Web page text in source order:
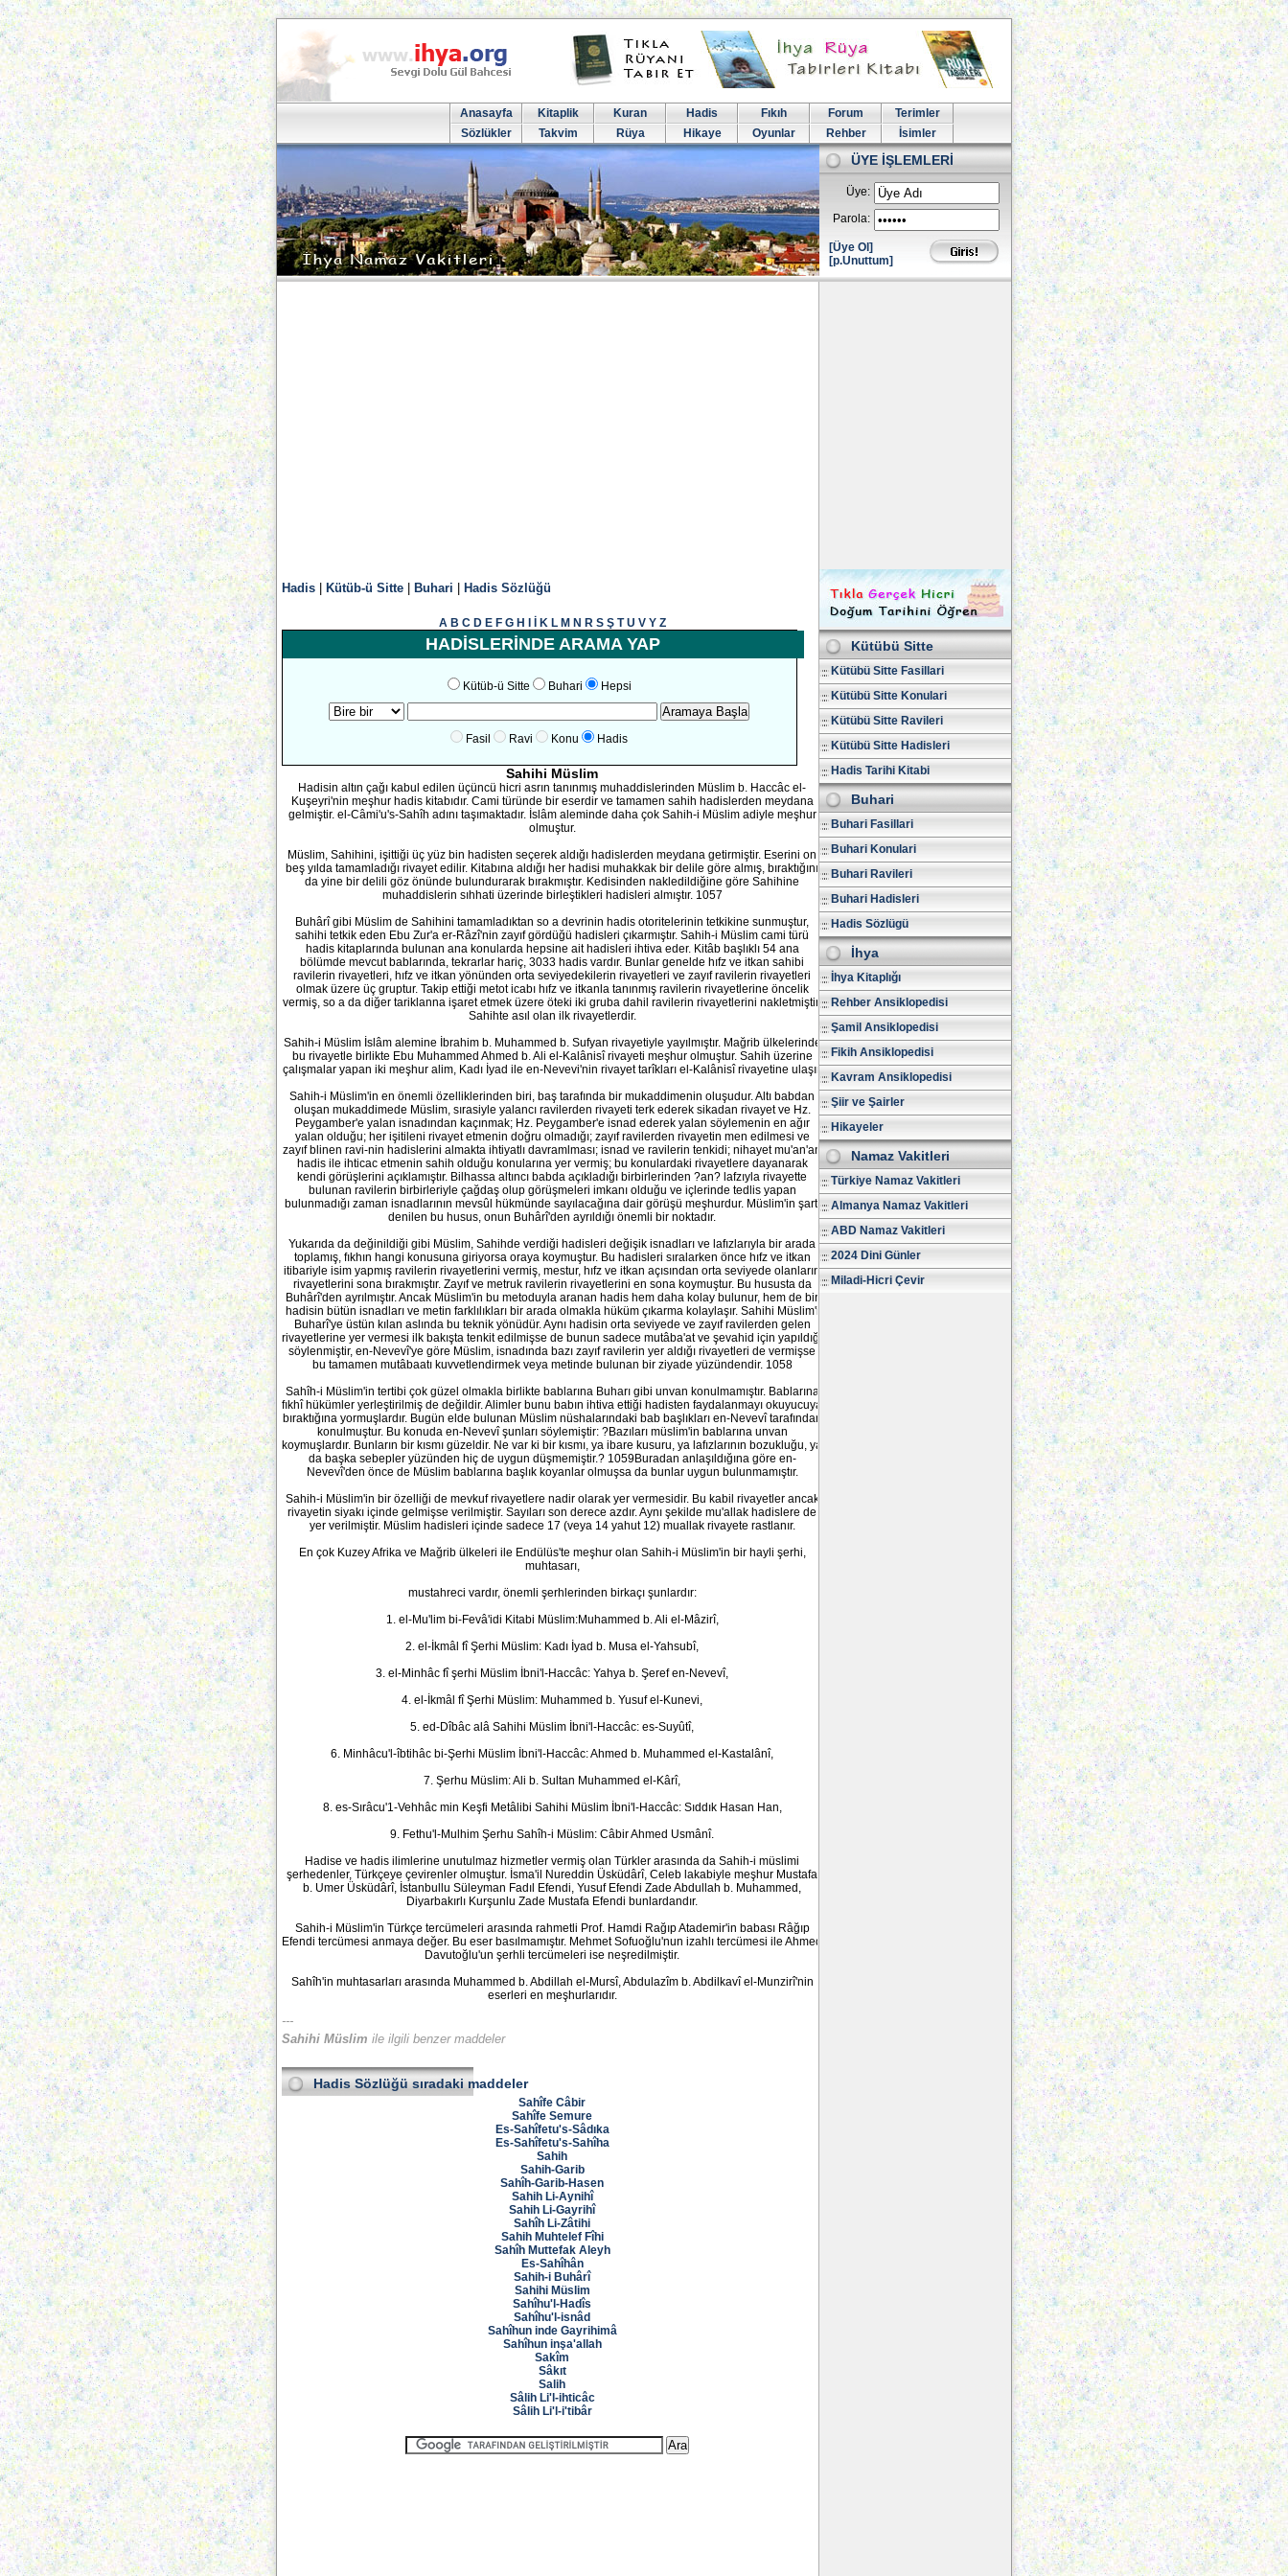
Anasayfa Kitaplik Kuran Hadis Fıkıh Forum
Terimler
Sözlükler
Takvim Rüya Hikaye Oyunlar Rehber İsimler
ÜYE İŞLEMLERİ
Üye:
Parola:
[Üye Ol]
[p.Unuttum]
Hadis Kütüb-ü Sitte Buhari Hadis Sözlüğü
A B C D E F G H K L M N R S Ş T U V Y Z
HADİSLERİNDE ARAMA YAP
Kütüb-ü Sitte Buhari Hepsi
Fasil Ravi Konu Hadis
Sahihi Müslim
Hadisin altın çağı kabul edilen üçüncü hicri asrın tanınmış muhaddislerinden Müslim b. Haccâc el-
Kuşeyri'nin meşhur hadis kitabıdır. Cami türünde bir eserdir ve tamamen sahih hadislerden meydana
gelmiştir. el-Câmi'u's-Sahîh adını taşımaktadır. İslâm aleminde daha çok Sahih-i Müslim adiyle meşhur
olmuştur.
Müslim, Sahihini, işittiği üç yüz bin hadisten seçerek aldığı hadislerden meydana getirmiştir. Eserini on
beş yılda tamamladığı rivayet edilir. Kitabına aldığı her hadisi muhakkak bir delile göre almış, bıraktığını
da yine bir delili göz önünde bulundurarak bırakmıştır. Kedisinden nakledildiğine göre Sahihine
muhaddislerin sıhhati üzerinde birleştikleri hadisleri almıştır. 1057
Buhârî gibi Müslim de Sahihini tamamladıktan so a devrinin hadis otoritelerinin tetkikine sunmuştur,
sahihi tetkik eden Ebu Zur'a er-Râzî'nin zayıf gördüğü hadisleri çıkarmıştır. Sahih-i Müslim cami türü
hadis kitaplarında bulunan ana konularda hepsine ait hadisleri ihtiva eder. Kitâb başlıklı 54 ana
bölümde mevcut bablarında, tekrarlar hariç, 3033 hadis vardır. Bunlar genelde hıfz ve itkan sahibi
ravilerin rivayetleri, hıfz ve itkan yönünden orta seviyedekilerin rivayetleri ve zayıf ravilerin rivayetleri
olmak üzere üç gruptur. Takip ettiği metot icabı hıfz ve itkanla tanınmış ravilerin rivayetlerine öncelik
vermiş, so a da diğer tariklanna işaret etmek üzere öteki iki gruba dahil ravilerin rivayetlerini nakletmiştir.
Sahihte asıl olan ilk rivayetlerdir.
Sahih-i Müslim İslâm alemine İbrahim b. Muhammed b. Sufyan rivayetiyle yayılmıştır. Mağrib ülkelerinde
bu rivayetle birlikte Ebu Muhammed Ahmed b. Ali el-Kalânisî rivayeti meşhur olmuştur. Sahih üzerine
çalışmalar yapan iki meşhur alim, Kadı İyad ile en-Nevevi'nin rivayet tarîkları el-Kalânisî rivayetine ulaşır.
Sahih-i Müslim'in en önemli özelliklerinden biri, baş tarafında bir mukaddimenin oluşudur. Altı babdan
oluşan mukaddimede Müslim, sırasiyle yalancı ravilerden rivayeti terk ederek sikadan rivayet ve Hz.
Peygamber'e yalan isnadından kaçınmak; Hz. Peygamber'e isnad ederek yalan söylemenin en ağır
yalan olduğu; her işitileni rivayet etmenin doğru olmadığı; zayıf ravilerden rivayetin men edilmesi ve
zayıf blinen ravi-nin hadislerini almakta ihtiyatlı davramlması; isnad ve ravilerin tenkidi; nihayet mu'an'an
hadis ile ihticac etmenin sahih olduğu konularına yer vermiş; bu konulardaki rivayetlere dayanarak
kendi görüşlerini açıklamıştır. Bilhassa altıncı babda açıkladığı birbirlerinden ?an? lafzıyla rivayette
bulunan ravilerin birbirleriyle çağdaş olup görüşmeleri imkanı olduğu ve içlerinde tedlis yapan
bulunmadığı zaman isnadlarının mevsûl hükmünde sayılacağına dair görüşü meşhurdur. Müslim'in şartı
denilen bu husus, onun Buhârî'den ayrıldığı önemli bir noktadır.
Yukarıda da değinildiği gibi Müslim, Sahihde verdiği hadisleri değişik isnadları ve lafızlarıyla bir arada
toplamış, fıkhın hangi konusuna giriyorsa oraya koymuştur. Bu hadisleri sıralarken önce hıfz ve itkan
itibariyle isim yapmış ravilerin rivayetlerini vermiş, mestur, hıfz ve itkan açısından orta seviyede olanların
rivayetlerini sona bırakmıştır. Zayıf ve metruk ravilerin rivayetlerini en sona koymuştur. Bu hususta da
Buhârî'den ayrılmıştır. Ancak Müslim'in bu metoduyla aranan hadis hem daha kolay bulunur, hem de bir
hadisin bütün isnadları ve metin farklılıkları bir arada olmakla hüküm çıkarma kolaylaşır. Sahihi Müslim'i
Buharî'ye üstün kılan aslında bu teknik yönüdür. Aynı hadisin orta seviyede ve zayıf ravilerden gelen
rivayetlerine yer vermesi ilk bakışta tenkit edilmişse de bunun sadece mutâba'at ve şevahid için yapıldığı
söylenmiştir, en-Nevevî'ye göre Müslim, isnadında bazı zayıf ravilerin yer aldığı rivayetleri de vermişse
bu tamamen mutâbaatı kuvvetlendirmek veya metinde bulunan bir ziyade yüzündendir. 1058
Sahîh-i Müslim'in tertibi çok güzel olmakla birlikte bablarına Buharı gibi unvan konulmamıştır. Bablarına
fıkhî hükümler yerleştirilmiş de değildir. Alimler bunu babın ihtiva ettiği hadisten faydalanmayı okuyucuya
bıraktığına yormuşlardır. Bugün elde bulunan Müslim nüshalarındaki bab başlıkları en-Nevevî tarafından
konulmuştur. Bu konuda en-Nevevî şunları söylemiştir: ?Bazıları müslim'in bablarına unvan
koymuşlardır. Bunların bir kısmı güzeldir. Ne var ki bir kısmı, ya ibare kusuru, ya lafızlarının bozukluğu, ya
da başka sebepler yüzünden hiç de uygun düşmemiştir.? 1059Buradan anlaşıldığına göre en-
Nevevî'den önce de Müslim bablarına başlık koyanlar olmuşsa da bunlar uygun bulunmamıştır.
Sahih-i Müslim'in bir özelliği de mevkuf rivayetlere nadir olarak yer vermesidir. Bu kabil rivayetler ancak
rivayetin siyakı içinde gelmişse verilmiştir. Sayıları son derece azdır. Aynı şekilde mu'allak hadislere de
yer verilmiştir. Müslim hadisleri içinde sadece 17 (veya 14 yahut 12) muallak rivayete rastlanır.
En çok Kuzey Afrika ve Mağrib ülkeleri ile Endülüs'te meşhur olan Sahih-i Müslim'in bir hayli şerhi,
muhtasarı,
mustahreci vardır, önemli şerhlerinden birkaçı şunlardır:
1. el-Mu'lim bi-Fevâ'idi Kitabi Müslim:Muhammed b. Ali el-Mâzirî,
2. el-İkmâl fî Şerhi Müslim: Kadı İyad b. Musa el-Yahsubî,
3. el-Minhâc fî şerhi Müslim İbni'l-Haccâc: Yahya b. Şeref en-Nevevî,
4. el-İkmâl fî Şerhi Müslim: Muhammed b. Yusuf el-Kunevi,
5. ed-Dîbâc alâ Sahihi Müslim İbni'l-Haccâc: es-Suyûtî,
6. Minhâcu'l-îbtihâc bi-Şerhi Müslim İbni'l-Haccâc: Ahmed b. Muhammed el-Kastalânî,
7. Şerhu Müslim: Ali b. Sultan Muhammed el-Kârî,
8. es-Sırâcu'1-Vehhâc min Keşfi Metâlibi Sahihi Müslim İbni'l-Haccâc: Sıddık Hasan Han,
9. Fethu'l-Mulhim Şerhu Sahîh-i Müslim: Câbir Ahmed Usmânî.
Hadise ve hadis ilimlerine unutulmaz hizmetler vermiş olan Türkler arasında da Sahih-i müslimi
şerhedenler, Türkçeye çevirenler olmuştur. İsma'il Nureddin Üsküdârî, Celeb lakabiyle meşhur Mustafa
b. Umer Üsküdârî, İstanbullu Süleyman Fadıl Efendi, Yusuf Efendi Zade Abdullah b. Muhammed,
Diyarbakırlı Kurşunlu Zade Mustafa Efendi bunlardandır.
Sahih-i Müslim'in Türkçe tercümeleri arasında rahmetli Prof. Hamdi Rağıp Atademir'in babası Râğıp
Efendi tercümesi anmaya değer. Bu eser basılmamıştır. Mehmet Sofuoğlu'nun izahlı tercümesi ile Ahmed
Davutoğlu'un şerhli tercümeleri ise neşredilmiştir.
Sahîh'in muhtasarları arasında Muhammed b. Abdillah el-Mursî, Abdulazîm b. Abdilkavî el-Munzirî'nin
eserleri en meşhurlarıdır.
---
Sahihi Müslim ile ilgili benzer maddeler
Hadis Sözlüğü sıradaki maddeler
Sahîfe Câbir
Sahîfe Semure
Es-Sahîfetu's-Sâdıka
Es-Sahîfetu's-Sahîha
Sahih
Sahih-Garib
Sahîh-Garib-Hasen
Sahih Li-Aynihî
Sahih Li-Gayrihî
Sahîh Li-Zâtihi
Sahih Muhtelef Fîhi
Sahîh Muttefak Aleyh
Es-Sahîhân
Sahih-i Buhârî
Sahihi Müslim
Sahîhu'l-Hadîs
Sahîhu'l-isnâd
Sahîhun inde Gayrihimâ
Sahîhun inşa'allah
Sakîm
Sâkıt
Salih
Sâlih Li'l-ihticâc
Sâlih Li'l-i'tibâr
Kütübü Sitte
Kütübü Sitte Fasillari
Kütübü Sitte Konulari
Kütübü Sitte Ravileri
Kütübü Sitte Hadisleri
Hadis Tarihi Kitabi
Buhari
Buhari Fasillari
Buhari Konulari
Buhari Ravileri
Buhari Hadisleri
Hadis Sözlügü
İhya
İhya Kitaplığı
Rehber Ansiklopedisi
Şamil Ansiklopedisi
Fikih Ansiklopedisi
Kavram Ansiklopedisi
Şiir ve Şairler
Hikayeler
Namaz Vakitleri
Türkiye Namaz Vakitleri
Almanya Namaz Vakitleri
ABD Namaz Vakitleri
2024 Dini Günler
Miladi-Hicri Çevir